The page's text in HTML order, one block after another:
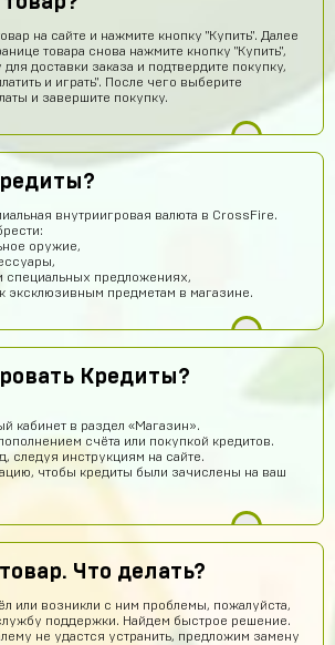
на сайте и нажмите кнопку "Купить". Далее
товара снова нажмите кнопку "Купить",
доставки заказа и подтвердите покупку,
и играть". После чего выберите
и завершите покупку.
внутриигровая валюта в CrossFire.
оружие,
специальных предложениях,
эксклюзивным предметам в магазине.
Кредиты?
кабинет в раздел «Магазин».
счёта или покупкой кредитов.
следуя инструкциям на сайте.
чтобы кредиты были зачислены на ваш
Что делать?
или возникли с ним проблемы, пожалуйста,
поддержки. Найдем быстрое решение.
не удастся устранить, предложим замену
осёл 14 часов назад
не обман
12 часов назад
8 часов назад
рили робит! Взял гемов длали промокод
и все пришло! Я апж не поверил
6 часов назад
за такую цену не наебали